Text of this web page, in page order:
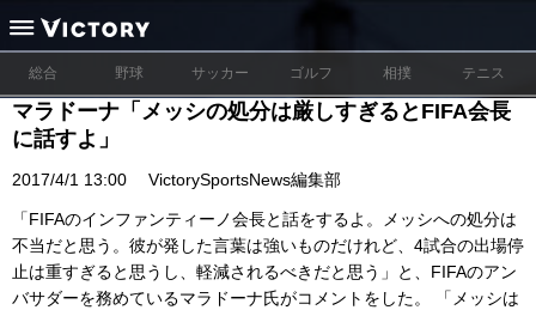
総合 野球 サッカー ゴルフ 相撲 テニス
マラドーナ「メッシの処分は厳しすぎるとFIFA会長
に話すよ」
2017/4/1 13:00 VictorySportsNews編集部
「FIFAのインファンティーノ会長と話をするよ。メッシへの処分は
不当だと思う。彼が発した言葉は強いものだけれど、4試合の出場停
止は重すぎると思うし、軽減されるべきだと思う」と、FIFAのアン
バサダーを務めているマラドーナ氏がコメントをした。 「メッシは